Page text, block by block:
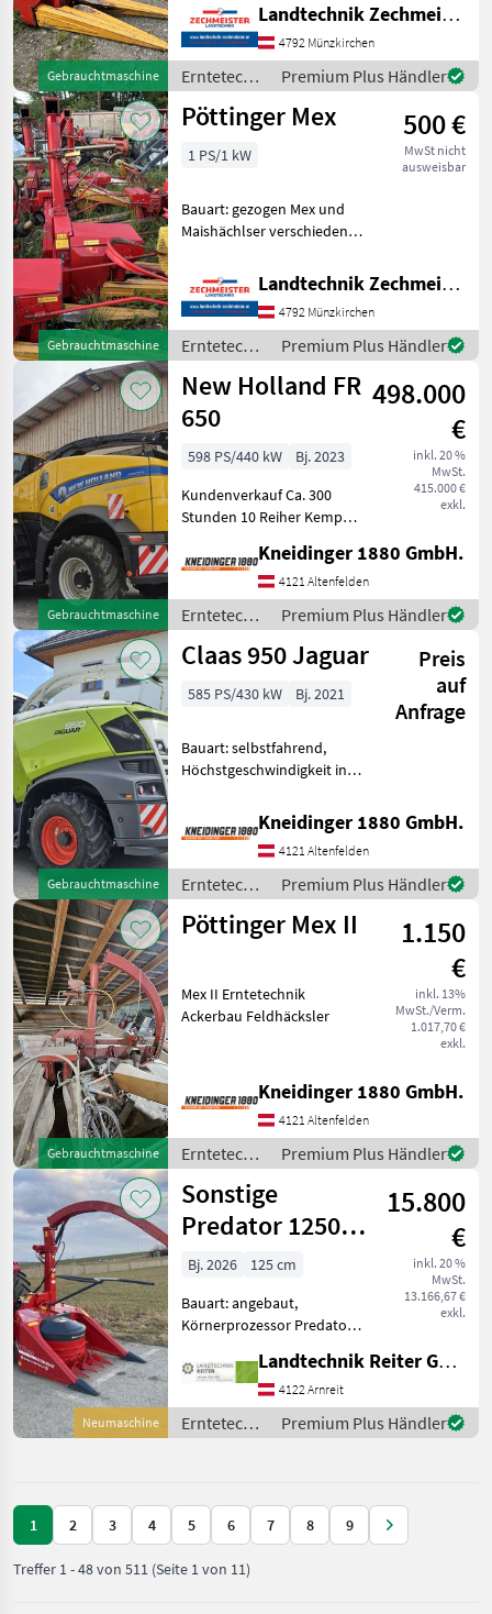
Gebrauchtmaschine
Turmverstellung.
Hochleistungsmex
Erntetechnik Ackerbau
Feldhäcksler
Landtechnik Zechmeister GmbH & Co KG
4792 Münzkirchen
Erntetechnik
Ackerbau /
Pöttinger
Premium Plus Händler
Gebrauchtmaschine
Pöttinger Mex 500 €
MwSt nicht
ausweisbar
1 PS/1 kW
Bauart: gezogen Mex und
Maishächlser verschiedene
2500 Erntetechnik Ackerbau
Feldhäcksler
Landtechnik Zechmeister GmbH & Co KG
4792 Münzkirchen
Erntetechnik
Ackerbau /
Pöttinger
Premium Plus Händler
Gebrauchtmaschine
New Holland FR
650
498.000
€
inkl. 20 %
MwSt.
415.000 €
exkl.
598 PS/440 kW
Bj. 2023
Kundenverkauf Ca. 300
Stunden 10 Reiher Kemper
Erntetechnik Ackerbau
Feldhäcksler
Kneidinger 1880 GmbH.
4121 Altenfelden
Erntetechnik
Ackerbau /
New
Premium Plus Händler
Gebrauchtmaschine
Claas 950 Jaguar
Preis
auf
Anfrage
585 PS/430 kW Bj. 2021
Bauart: selbstfahrend,
Höchstgeschwindigkeit in
Beleuchtung,
Körnerprozessor, Kabine,
Klimaanlage,
Metalldetektor,
Rückfahrkamera 643
Trommelstunden 839 Mot
Kneidinger 1880 GmbH.
4121 Altenfelden
Erntetechnik
Ackerbau /
Claas
Premium Plus Händler
Gebrauchtmaschine
Pöttinger Mex II
1.150
€
inkl. 13%
MwSt./Verm.
1.017,70 €
exkl.
Mex II Erntetechnik
Ackerbau Feldhäcksler
Kneidinger 1880 GmbH.
4121 Altenfelden
Erntetechnik
Ackerbau /
Pöttinger
Premium Plus Händler
Neumaschine
Sonstige
Predator 1250, 2
Reiher
Reihenunabhängig
15.800
€
inkl. 20 %
MwSt.
13.166,67 €
exkl.
Bj. 2026
125 cm
Bauart: angebaut,
Körnerprozessor Predator
reihenunabhängig, der
Maishäcksler sieht dem
Originalen Champion 1200
sehr ähnlich Front,
Landtechnik Reiter GmbH.
4122 Arnreit
Erntetechnik
Ackerbau /
Premium Plus Händler
1 2 3 4 5 6 7 8 9
Treffer 1-48von 511 (Seite 1 von 11)